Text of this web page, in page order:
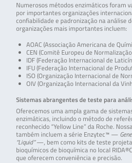
Numerosos métodos enzimáticos foram
por importantes organizações
confiabilidade e padronização na análise
organizações mais importantes incluem:
AOAC (Associação Americana de
CEN (Comitê Europeu de
IDF (Federação Internacional de
IFU (Federação Internacional de
ISO (Organização Internacional de
OIV (Organização Internacional da
Sistemas abrangentes de teste para
Oferecemos uma ampla gama de
enzimáticas, incluindo o método de
reconhecido “Yellow Line” da Roche.
também incluem a série Enzytec™ —
“Liquid”—, bem como kits de teste
bioquímicos de bioquímica no local
que oferecem conveniência e precisão.